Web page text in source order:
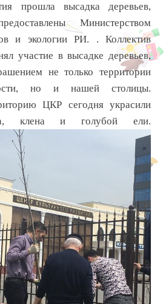
прошла высадка деревьев,
Министерством
и экологии РИ. . Коллектив
участие в высадке деревьев,
не только территории
но и нашей столицы.
ЦКР сегодня украсили
клена и голубой ели.